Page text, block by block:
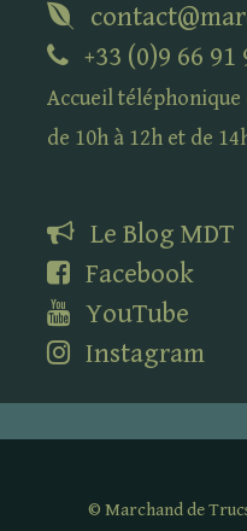
+33 (0)9 66 91
Accueil
de 10h à 12h et de
Le Blog MDT
Facebook
YouTube
Instagram
© Marchand de